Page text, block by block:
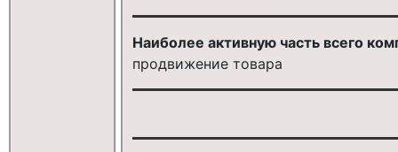
Наиболее активную часть всего
продвижение товара